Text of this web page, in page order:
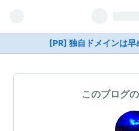
[PR] 独自ドメインは早
このブログ